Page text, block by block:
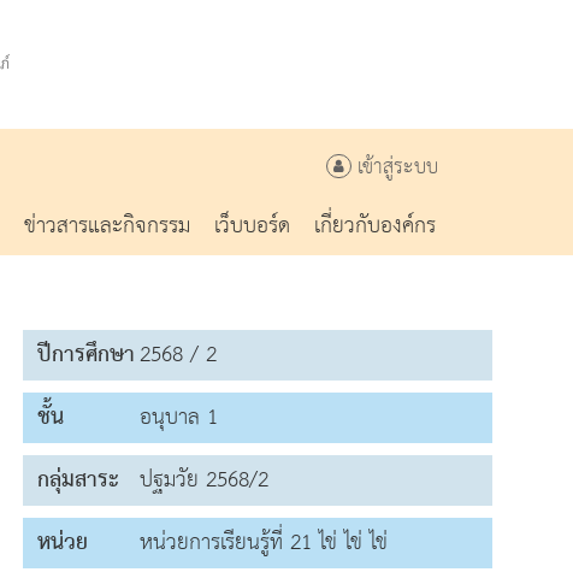
เข้าสู่ระบบ
ข่าวสารและกิจกรรม เว็บบอร์ด
เกี่ยวกับองค์กร
ปีการศึกษา2568 / 2
ชั้น
อนุบาล 1
กลุ่มสาระ ปฐมวัย 2568/2
หน่วย
หน่วยการเรียนรู้ที่ 21 ไข่ ไข่ ไข่